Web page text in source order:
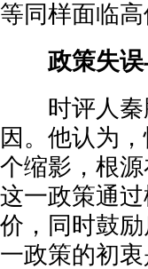
等同样面临
政策失误
时评人秦
因。他认为
个缩影，根
这一政策通
价，同时鼓
一政策的初